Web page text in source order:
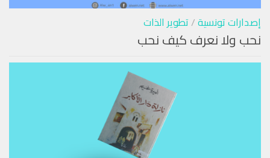
إصدارات تونسية/ تطوير الذات
نحب ولا نعرف كيف نحب